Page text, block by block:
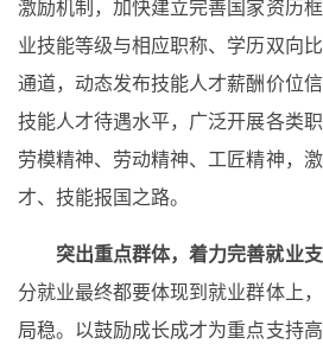
激励机制，加快建立完善国家资历
业技能等级与相应职称、学历双向
通道，动态发布技能人才薪酬价位
技能人才待遇水平，广泛开展各类
劳模精神、劳动精神、工匠精神，
才、技能报国之路。
突出重点群体，着力完善就业支
分就业最终都要体现到就业群体上
局稳。以鼓励成长成才为重点支持